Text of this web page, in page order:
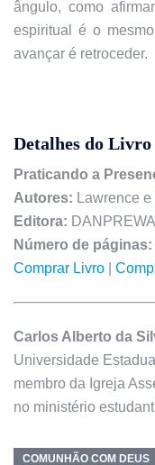
ângulo, como
espiritual é o
avançar é retroceder.
Detalhes do Livro
Praticando a
Autores: Lawrence
Editora:
Número de páginas:
Comprar Livro
Carlos Alberto da
Universidade
membro da Igreja
no ministério
COMUNHÃO COM DEUS